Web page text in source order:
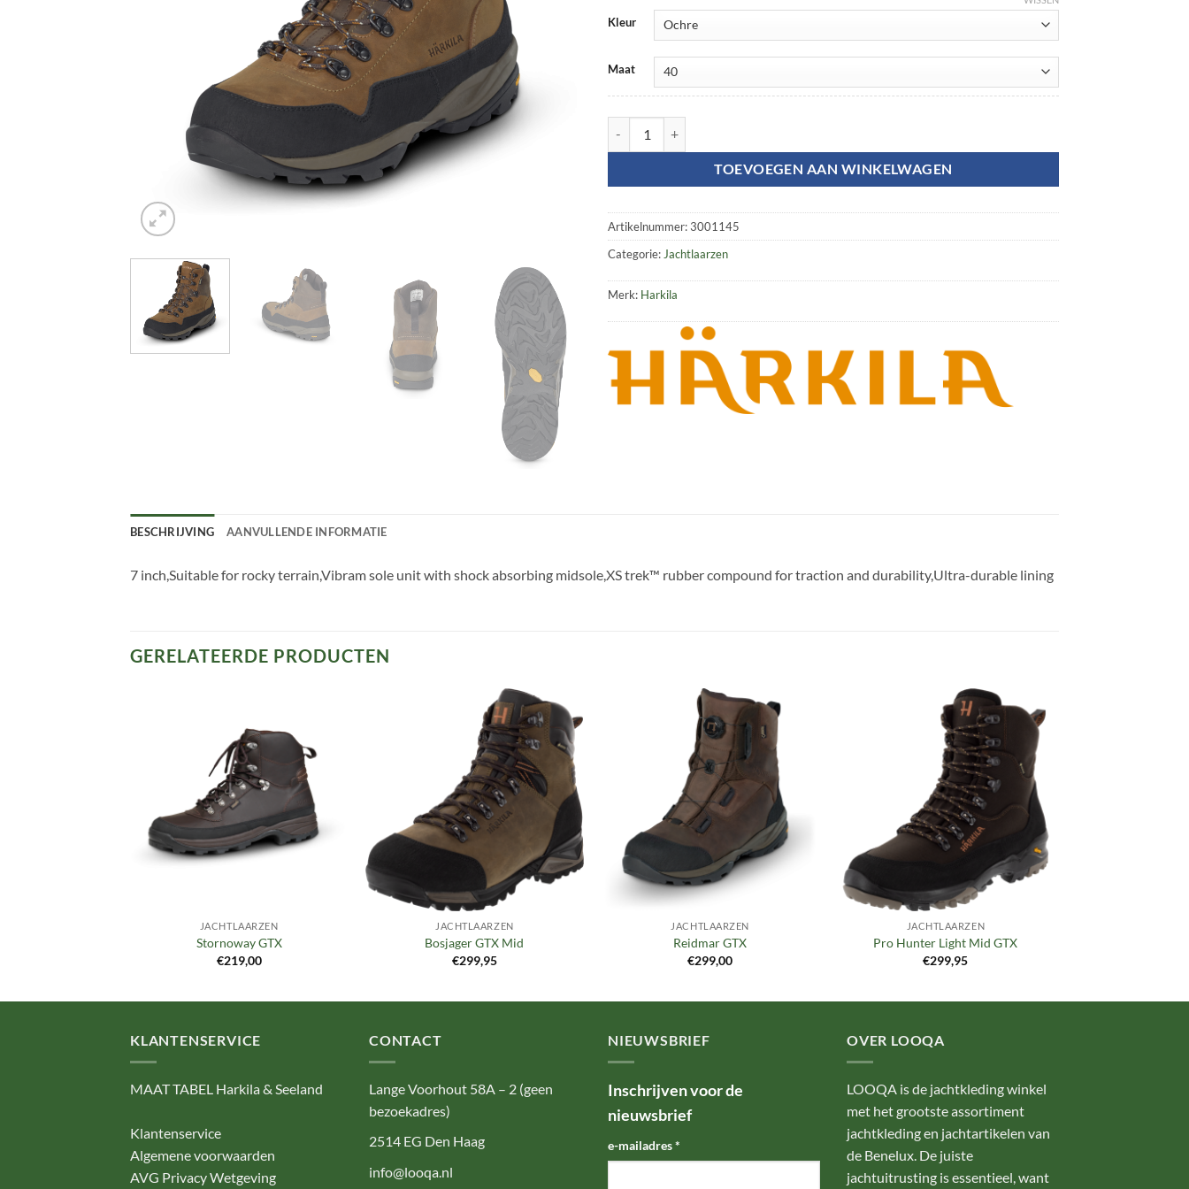
Kleur
Maat
TOEVOEGEN AAN WINKELWAGEN
Artikelnummer:3001145
Categorie: Jachtlaarzen
Merk: Harkila
BESCHRIJVING AANVULLENDE INFORMATIE
7 inch,Suitable for rocky terrain,Vibram sole unit with shock absorbing midsole,XS trek™ rubber compound for traction and durability,Ultra-durable lining
GERELATEERDE PRODUCTEN
Toevoegen
aan
verlanglijst
JACHTLAARZEN
Stornoway GTX
€219,00
Toevoegen
aan
verlanglijst
JACHTLAARZEN
Bosjager GTX Mid
€299,95
Toevoegen
aan
verlanglijst
JACHTLAARZEN
Reidmar GTX
€299,00
Toevoegen
verlanglijst
JACHTLAARZEN
Pro Hunter Light Mid GTX
€299,95
KLANTENSERVICE
MAAT TABEL Harkila & Seeland
Klantenservice
Algemene voorwaarden
AVG Privacy Wetgeving
CONTACT
Lange Voorhout 58A – 2 (geen
bezoekadres)
2514 EG Den Haag
info@looqa.nl
NIEUWSBRIEF
Inschrijven voor de
nieuwsbrief
e-mailadres*
OVER LOOQA
LOOQA is de jachtkleding winkel
met het grootste assortiment
jachtkleding en jachtartikelen van
de Benelux. De juiste
jachtuitrusting is essentieel, want